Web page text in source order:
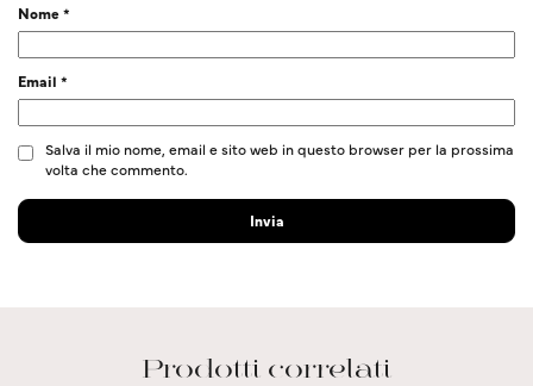
Nome*
Email *
Salva il mio nome, email e sito web in questo browser per la prossima
volta che commento.
Prodotti correlati